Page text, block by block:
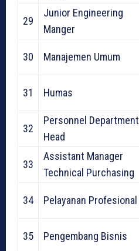
29
Junior Engineering
Manger
30 Manajemen Umum
31 Humas
32
Personnel Department
Head
33
Assistant Manager
Technical Purchasing
34 Pelayanan Profesional
35 Pengembang Bisnis